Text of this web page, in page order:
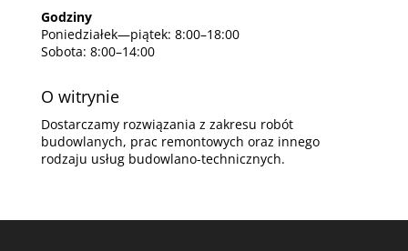
Godziny
Poniedziałek—piątek: 8:00–18:00
Sobota: 8:00–14:00
O witrynie
Dostarczamy rozwiązania z zakresu robót
budowlanych, prac remontowych oraz innego
rodzaju usług budowlano-technicznych.